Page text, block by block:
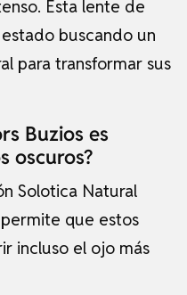
Esta lente de
buscando un
para transformar sus
Buzios es
oscuros?
Solotica Natural
que estos
incluso el ojo más